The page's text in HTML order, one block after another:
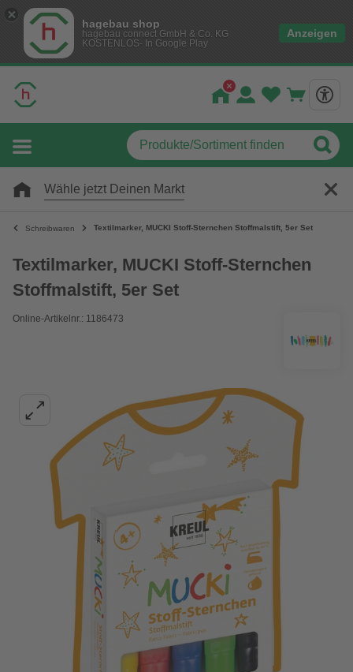
hagebau shop
hagebau connect GmbH & Co. KG
KOSTENLOS- In Google Play
Anzeigen
Wähle jetzt Deinen Markt
Schreibwaren Textilmarker, MUCKI Stoff-Sternchen Stoffmalstift, 5er Set
Textilmarker, MUCKI Stoff-Sternchen
Stoffmalstift, 5er Set
Online-Artikelnr.: 1186473